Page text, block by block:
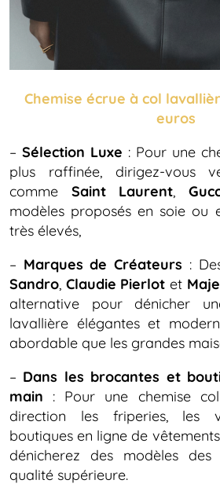
Chemise écrue à col
euros
– Sélection Luxe : Pour une
plus raffinée, dirigez-vous
comme Saint Laurent,
modèles proposés en soie ou
très élevés,
– Marques de Créateurs :
Sandro, Claudie Pierlot et Maje
alternative pour dénicher
lavallière élégantes et
abordable que les grandes
– Dans les brocantes et
main : Pour une chemise
direction les friperies, les
boutiques en ligne de
dénicherez des modèles
qualité supérieure.